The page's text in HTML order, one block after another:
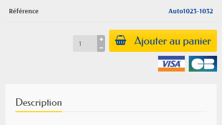
Référence Auto1023-1032
Ajouter au panier
Description